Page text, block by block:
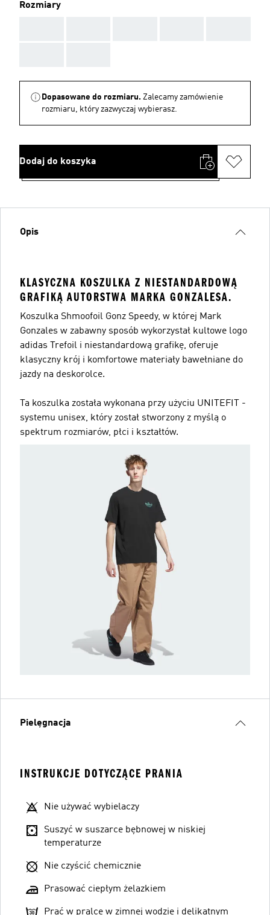
Rozmiary
Dopasowane do rozmiaru. Zalecamy zamówienie
rozmiaru, który zazwyczaj wybierasz.
Dodaj do koszyka
Opis
KLASYCZNA KOSZULKA Z NIESTANDARDOWĄ
GRAFIKĄ AUTORSTWA MARKA GONZALESA.
Koszulka Shmoofoil Gonz Speedy, w której Mark
Gonzales w zabawny sposób wykorzystał kultowe logo
adidas Trefoil i niestandardową grafikę, oferuje
klasyczny krój i komfortowe materiały bawełniane do
jazdy na deskorolce.
Ta koszulka została wykonana przy użyciu UNITEFIT -
systemu unisex, który został stworzony z myślą o
spektrum rozmiarów, płci i kształtów.
Pielęgnacja
INSTRUKCJE DOTYCZĄCE PRANIA
Nie używać wybielaczy
Suszyć w suszarce bębnowej w niskiej
temperaturze
Nie czyścić chemicznie
Prasować ciepłym żelazkiem
Prać w pralce w zimnej wodzie i delikatnym